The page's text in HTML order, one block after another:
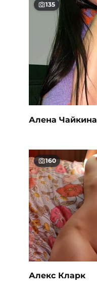
135
Алена Чайкина
160
Алекс Кларк